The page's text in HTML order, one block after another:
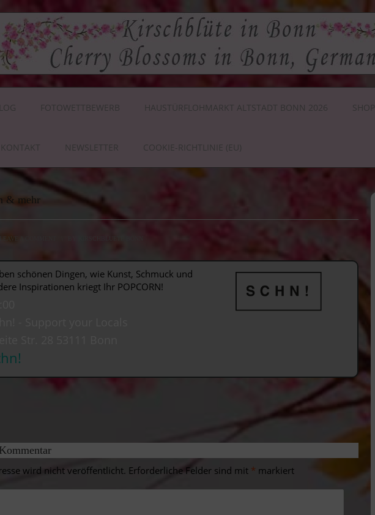
FOTOWETTBEWERB HAUSTÜRFLOHMARKT ALTSTADT BONN 2026 SHOP
NEWSLETTER COOKIE-RICHTLINIE (EU)
& mehr
LEAVE A COMMENT
schönen Dingen, wie Kunst, Schmuck und
Inspirationen kriegt Ihr POPCORN!
wird nicht veröffentlicht. Erforderliche Felder sind mit * markiert